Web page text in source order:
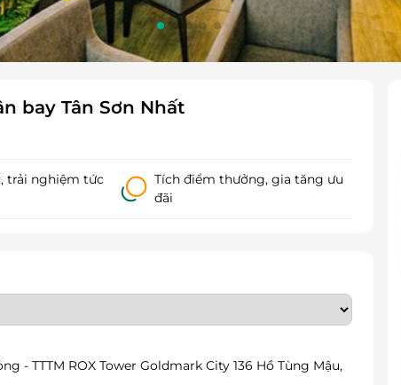
bay Tân Sơn Nhất
trải nghiệm tức
Tích điểm thưởng, gia tăng ưu
đãi
- TTTM ROX Tower Goldmark City 136 Hồ Tùng Mậu,